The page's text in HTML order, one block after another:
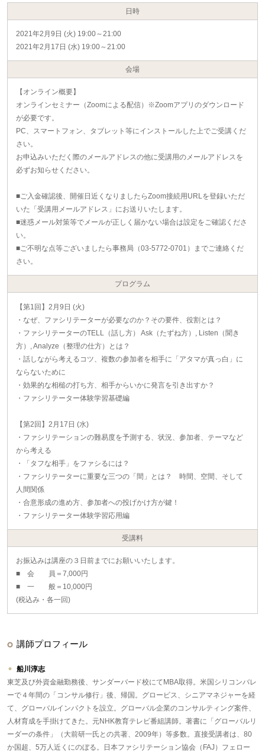
日時
2021年2月9日 (火) 19:00～21:00
2021年2月17日 (水) 19:00～21:00
会場
【オンライン概要】
オンラインセミナー（Zoomによる配信）※Zoomアプリのダウンロード
が必要です。
PC、スマートフォン、タブレット等にインストールした上でご受講くだ
さい。
お申込みいただく際のメールアドレスの他に受講用のメールアドレスを
必ずお知らせください。
■ご入金確認後、開催日近くなりましたらZoom接続用URLを登録いただ
いた「受講用メールアドレス」にお送りいたします。
■迷惑メール対策等でメールが正しく届かない場合は設定をご確認くださ
い。
■ご不明な点等ございましたら事務局（03-5772-0701）までご連絡くだ
さい。
プログラム
【第1回】2月9日 (火)
・なぜ、ファシリテーターが必要なのか？その要件、役割とは？
・ファシリテーターのTELL（話し方） Ask（たずね方）, Listen（聞き
方）, Analyze（整理の仕方）とは？
・話しながら考えるコツ、複数の参加者を相手に「アタマが真っ白」に
ならないために
・効果的な相槌の打ち方、相手からいかに発言を引き出すか？
・ファシリテーター体験学習基礎編
【第2回】2月17日 (水)
・ファシリテーションの難易度を予測する、状況、参加者、テーマなど
から考える
・「タフな相手」をファシるには？
・ファシリテーターに重要な三つの「間」とは？ 時間、空間、そして
人間関係
・合意形成の進め方、参加者への投げかけ方が鍵！
・ファシリテーター体験学習応用編
受講料
お振込みは講座の３日前までにお願いいたします。
■ 会 員＝7,000円
■ 一 般＝10,000円
(税込み・各一回)
講師プロフィール
船川淳志
東芝及び外資金融勤務後、サンダーバード校にてMBA取得。米国シリコンバレ
ーで４年間の「コンサル修行」後、帰国。グロービス、シニアマネジャーを経
て、グローバルインパクトを設立。グローバル企業のコンサルティング案件、
人材育成を手掛けてきた。元NHK教育テレビ番組講師。著書に「グローバルリ
ーダーの条件」（大前研一氏との共著、2009年）等多数。直接受講者は、80
か国超、5万人近くにのぼる。日本ファシリテーション協会（FAJ）フェロー